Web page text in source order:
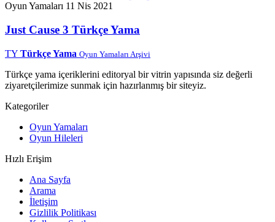
Oyun Yamaları 11 Nis 2021
Just Cause 3 Türkçe Yama
TY Türkçe Yama Oyun Yamaları Arşivi
Türkçe yama içeriklerini editoryal bir vitrin yapısında siz değerli
ziyaretçilerimize sunmak için hazırlanmış bir siteyiz.
Kategoriler
Oyun Yamaları
Oyun Hileleri
Hızlı Erişim
Ana Sayfa
Arama
İletişim
Gizlilik Politikası